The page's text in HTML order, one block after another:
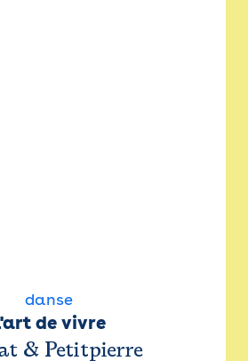
danse
de vivre
& Petitpierre